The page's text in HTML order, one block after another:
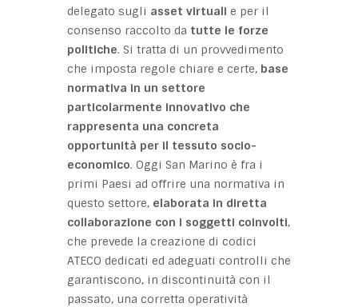
delegato sugli asset virtuali e per il
consenso raccolto da tutte le forze
politiche. Si tratta di un provvedimento
che imposta regole chiare e certe, base
normativa in un settore
particolarmente innovativo che
rappresenta una concreta
opportunità per il tessuto socio-
economico. Oggi San Marino è fra i
primi Paesi ad offrire una normativa in
questo settore, elaborata in diretta
collaborazione con i soggetti coinvolti,
che prevede la creazione di codici
ATECO dedicati ed adeguati controlli che
garantiscono, in discontinuità con il
passato, una corretta operatività